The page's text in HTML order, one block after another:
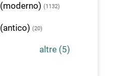
(1132)
(20)
altre (5)